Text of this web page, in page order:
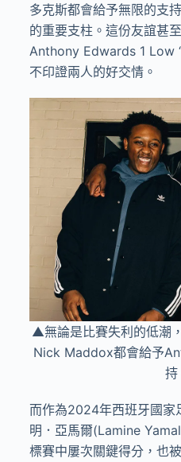
多克斯都會給予無限的支
的重要支柱。這份友誼甚
Anthony Edwards 1 Low
不印證兩人的好交情。
▲無論是比賽失利的低潮
Nick Maddox都會給予
持
而作為2024年西班牙國家
明．亞馬爾(Lamine
標賽中屢次關鍵得分，也